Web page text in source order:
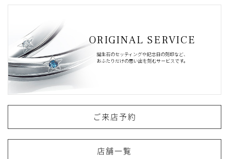
ORIGINAL SERVICE
誕生石のセッティングや記念日の刻印など、
おふたりだけの思い出を刻むサービスです。
ご来店予約
店舗一覧